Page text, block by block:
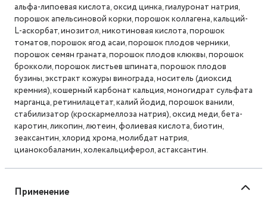
альфа-липоевая кислота, оксид цинка, гиалуронат натрия,
порошок апельсиновой корки, порошок коллагена, кальций-
L-аскорбат, инозитол, никотиновая кислота, порошок
томатов, порошок ягод асаи, порошок плодов черники,
порошок семян граната, порошок плодов клюквы, порошок
брокколи, порошок листьев шпината, порошок плодов
бузины, экстракт кожуры винограда, носитель (диоксид
кремния), кошерный карбонат кальция, моногидрат сульфата
марганца, ретинилацетат, калий йодид, порошок ванили,
стабилизатор (кроскармеллоза натрия), оксид меди, бета-
каротин, ликопин, лютеин, фолиевая кислота, биотин,
зеаксантин, хлорид хрома, молибдат натрия,
цианокобаламин, холекальциферол, астаксантин.
Применение